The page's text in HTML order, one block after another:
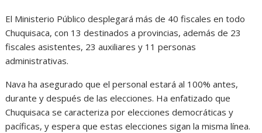
El Ministerio Público desplegará más de 40 fiscales en todo
Chuquisaca, con 13 destinados a provincias, además de 23
fiscales asistentes, 23 auxiliares y 11 personas
administrativas.
Nava ha asegurado que el personal estará al 100% antes,
durante y después de las elecciones. Ha enfatizado que
Chuquisaca se caracteriza por elecciones democráticas y
pacíficas, y espera que estas elecciones sigan la misma línea.